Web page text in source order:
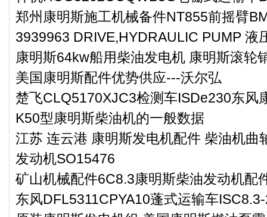
郑州康明斯施工机械备件NT855前摇臂
3939963 DRIVE,HYDRAULIC PUMP 液
康明斯64kw船用柴油发电机 康明斯滚轮
美国康明斯配件优势供应---沃尔弘
楚飞CLQ5170XJC3检测车ISDe230东风
K50型康明斯柴油机的一般数据
江苏 连云港 康明斯发电机配件 柴油机曲
发动机SO15476
矿山机械配件6C8.3康明斯柴油发动机配
东风DFL5311CPYA10蓬式运输车